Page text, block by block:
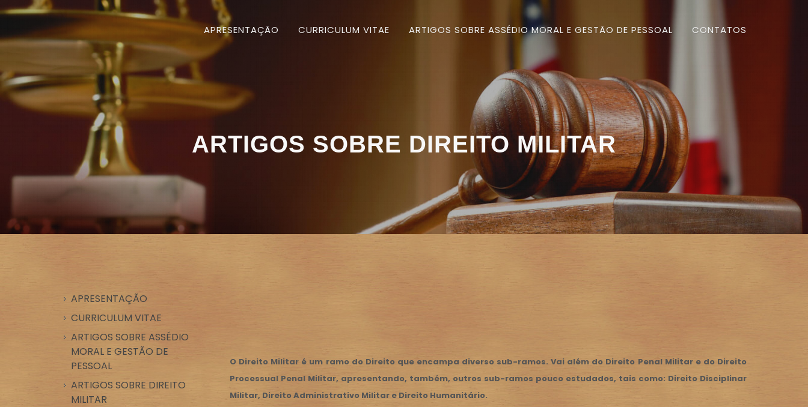
APRESENTAÇÃO CURRICULUM VITAE ARTIGOS SOBRE ASSÉDIO MORAL E GESTÃO DE PESSOAL CONTATOS
ARTIGOS SOBRE DIREITO MILITAR
O Direito Militar é um ramo do Direito que encampa diverso sub-ramos. Vai além do Direito Penal Militar e do Direito
Processual Penal Militar, apresentando, também, outros sub-ramos pouco estudados, tais como: Direito Disciplinar
Militar, Direito Administrativo Militar e Direito Humanitário.
APRESENTAÇÃO
CURRICULUM VITAE
ARTIGOS SOBRE ASSÉDIO
MORAL E GESTÃO DE
PESSOAL
ARTIGOS SOBRE DIREITO
MILITAR